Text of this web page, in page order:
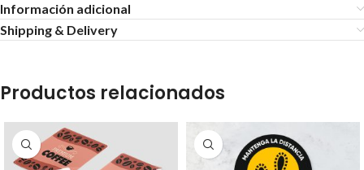
Información adicional
Shipping & Delivery
Productos relacionados